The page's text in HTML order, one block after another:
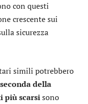
con questi
crescente sui
sicurezza
simili potrebbero
della
più scarsisono